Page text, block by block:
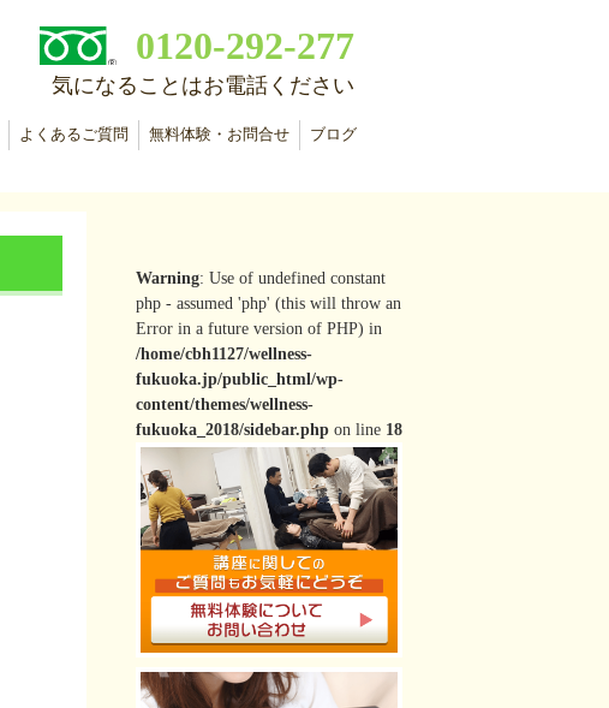
0120-292-277
気になることはお電話ください
よくあるご質問 無料体験・お問合せ
ブログ
Warning: Use of undefined constant
php - assumed 'php' (this will throw an
Error in a future version of PHP) in
/home/cbh1127/wellness-
fukuoka.jp/public_html/wp-
content/themes/wellness-
fukuoka_2018/sidebar.php on line 18